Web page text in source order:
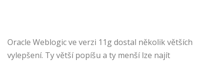
Oracle Weblogic ve verzi 11g dostal několik větších
vylepšení. Ty větší popíšu a ty menší lze najít